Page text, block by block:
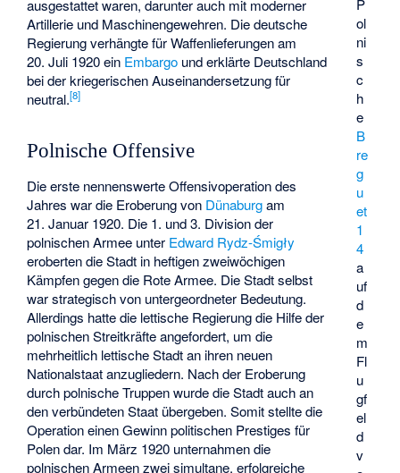
P
ol
ni
s
c
h
e
B
re
g
u
et
1
4
a
uf
d
e
m
Fl
u
gf
el
d
v
ausgestattet waren, darunter auch mit moderner
Artillerie und Maschinengewehren. Die deutsche
Regierung verhängte für Waffenlieferungen am
20. Juli 1920 ein Embargo und erklärte Deutschland
bei der kriegerischen Auseinandersetzung für
neutral.[8]
Polnische Offensive
Die erste nennenswerte Offensivoperation des
Jahres war die Eroberung von Dünaburgam
21. Januar 1920. Die 1. und 3. Division der
polnischen Armee unter Edward Rydz-Śmigły
eroberten die Stadt in heftigen zweiwöchigen
Kämpfen gegen die Rote Armee. Die Stadt selbst
war strategisch von untergeordneter Bedeutung.
Allerdings hatte die lettische Regierung die Hilfe der
polnischen Streitkräfte angefordert, um die
mehrheitlich lettische Stadt an ihren neuen
Nationalstaat anzugliedern. Nach der Eroberung
durch polnische Truppen wurde die Stadt auch an
den verbündeten Staat übergeben. Somit stellte die
Operation einen Gewinn politischen Prestiges für
Polen dar. Im März 1920 unternahmen die
polnischen Armeen zwei simultane, erfolgreiche